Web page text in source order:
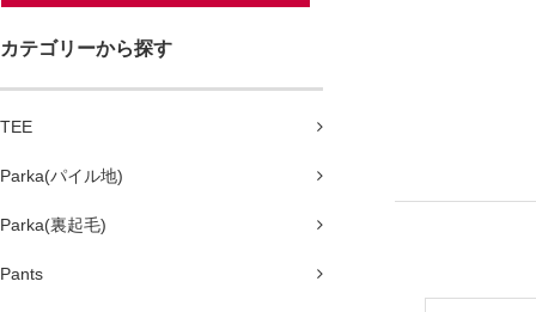
カテゴリーから探す
TEE
Parka(パイル地)
Parka(裏起毛)
Pants